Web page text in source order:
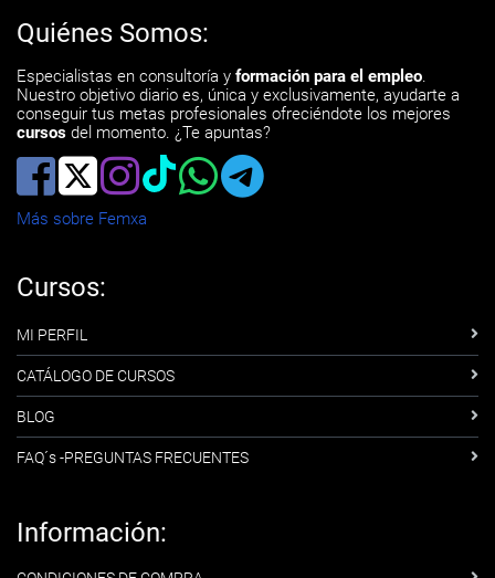
Quiénes Somos:
Especialistas en consultoría y formación para el empleo.
Nuestro objetivo diario es, única y exclusivamente, ayudarte a
conseguir tus metas profesionales ofreciéndote los mejores
cursos del momento. ¿Te apuntas?
Más sobre Femxa
Cursos:
MI PERFIL
CATÁLOGO DE CURSOS
BLOG
FAQ´s -PREGUNTAS FRECUENTES
Información: